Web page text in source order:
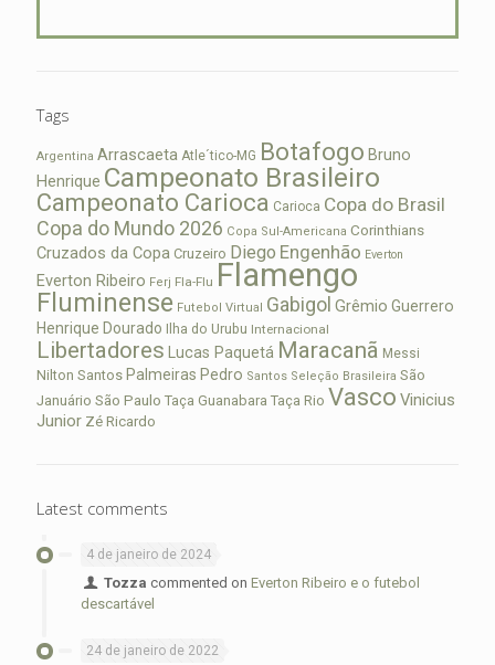
Tags
Argentina Arrascaeta Atle´tico-MG Botafogo Bruno
Henrique Campeonato Brasileiro
Campeonato Carioca Carioca Copa do Brasil
Copa do Mundo 2026 Copa Sul-Americana Corinthians
Cruzados da Copa Cruzeiro Diego Engenhão Everton
Everton Ribeiro Ferj Fla-Flu Flamengo
Fluminense Futebol Virtual Gabigol Grêmio Guerrero
Henrique Dourado Ilha do Urubu Internacional
Libertadores Lucas Paquetá Maracanã Messi
Nilton Santos Palmeiras Pedro Santos Seleção Brasileira São
Januário São Paulo Taça Guanabara Taça Rio Vasco Vinicius
Junior Zé Ricardo
Latest comments
4 de janeiro de 2024
Tozza commented onEverton Ribeiro e o futebol
descartável
24 de janeiro de 2022